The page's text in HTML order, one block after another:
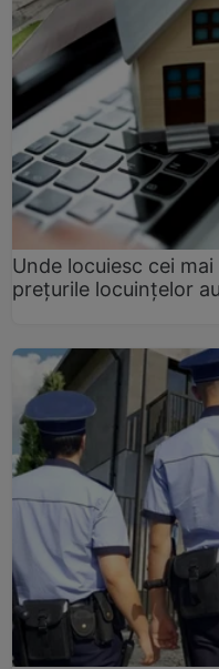
Unde locuiesc cei
prețurile locuințelor